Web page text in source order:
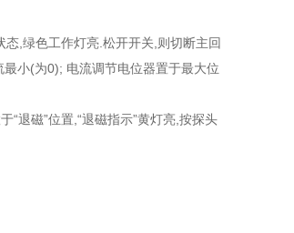
态,绿色工作灯亮.松开开关,则切断主回
小(为0); 电流调节电位器置于最大位
“退磁”位置,“退磁指示”黄灯亮,按探头